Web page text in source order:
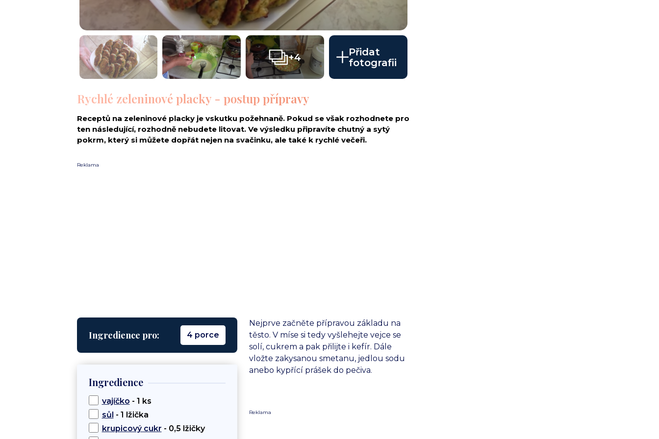
+4
Přidat
fotografii
Rychlé zeleninové placky - postup přípravy
Receptů na zeleninové placky je vskutku požehnaně. Pokud se však rozhodnete pro
ten následující, rozhodně nebudete litovat. Ve výsledku připravíte chutný a sytý
pokrm, který si můžete dopřát nejen na svačinku, ale také k rychlé večeři.
Reklama
Ingredience pro: 4 porce
Ingredience
vajíčko - 1 ks
sůl - 1 lžička
krupicový cukr - 0,5 lžičky
Nejprve začněte přípravou základu na
těsto. V míse si tedy vyšlehejte vejce se
solí, cukrem a pak přilijte i kefír. Dále
vložte zakysanou smetanu, jedlou sodu
anebo kypřící prášek do pečiva.
Reklama